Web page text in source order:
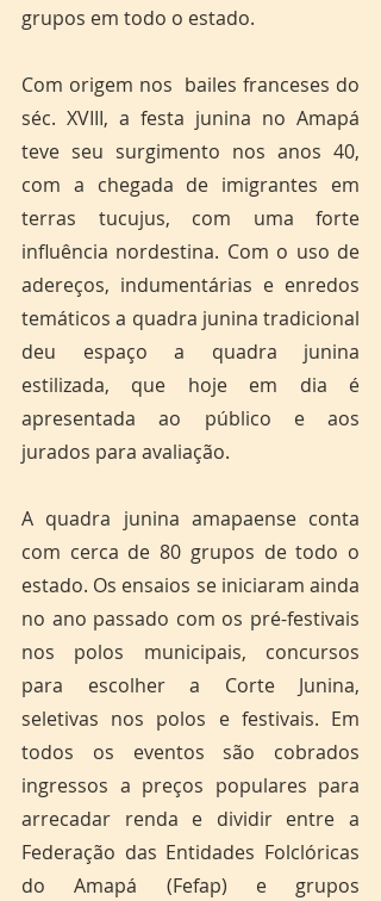
grupos em todo o estado.
Com origem nos  bailes franceses do
séc. XVIII, a festa junina no Amapá
teve seu surgimento nos anos 40,
com a chegada de imigrantes em
terras tucujus, com uma forte
influência nordestina. Com o uso de
adereços, indumentárias e enredos
temáticos a quadra junina tradicional
deu espaço a quadra junina
estilizada, que hoje em dia é
apresentada ao público e aos
jurados para avaliação.
A quadra junina amapaense conta
com cerca de 80 grupos de todo o
estado. Os ensaios se iniciaram ainda
no ano passado com os pré-festivais
nos polos municipais, concursos
para escolher a Corte Junina,
seletivas nos polos e festivais. Em
todos os eventos são cobrados
ingressos a preços populares para
arrecadar renda e dividir entre a
Federação das Entidades Folclóricas
do Amapá (Fefap) e grupos